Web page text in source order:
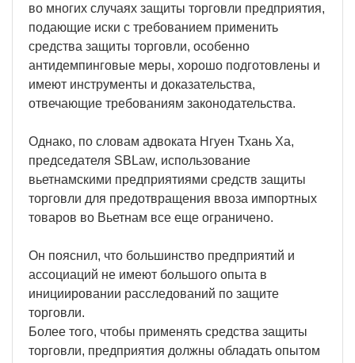
во многих случаях защиты торговли предприятия,
подающие иски с требованием применить
средства защиты торговли, особенно
антидемпинговые меры, хорошо подготовлены и
имеют инструменты и доказательства,
отвечающие требованиям законодательства.
Однако, по словам адвоката Нгуен Тхань Ха,
председателя SBLaw, использование
вьетнамскими предприятиями средств защиты
торговли для предотвращения ввоза импортных
товаров во Вьетнам все еще ограничено.
Он пояснил, что большинство предприятий и
ассоциаций не имеют большого опыта в
инициировании расследований по защите
торговли.
Более того, чтобы применять средства защиты
торговли, предприятия должны обладать опытом